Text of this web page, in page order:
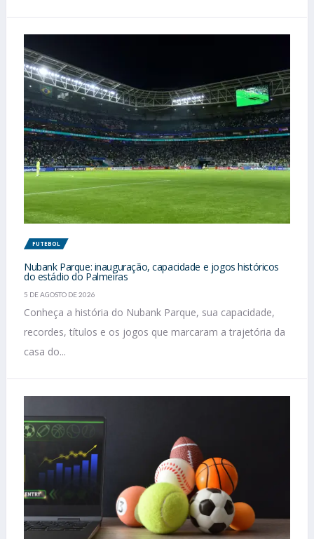
FUTEBOL
Nubank Parque: inauguração, capacidade e jogos históricos
do estádio do Palmeiras
5 DE AGOSTO DE 2026
Conheça a história do Nubank Parque, sua capacidade,
recordes, títulos e os jogos que marcaram a trajetória da
casa do...